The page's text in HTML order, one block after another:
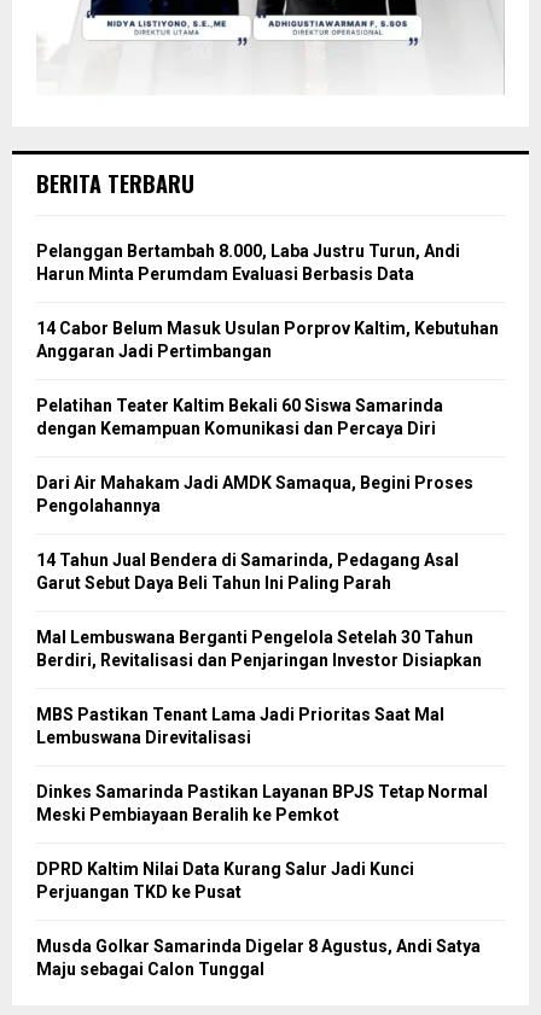
BERITA TERBARU
Pelanggan Bertambah 8.000, Laba Justru Turun, Andi
Harun Minta Perumdam Evaluasi Berbasis Data
14 Cabor Belum Masuk Usulan Porprov Kaltim, Kebutuhan
Anggaran Jadi Pertimbangan
Pelatihan Teater Kaltim Bekali 60 Siswa Samarinda
dengan Kemampuan Komunikasi dan Percaya Diri
Dari Air Mahakam Jadi AMDK Samaqua, Begini Proses
Pengolahannya
14 Tahun Jual Bendera di Samarinda, Pedagang Asal
Garut Sebut Daya Beli Tahun Ini Paling Parah
Mal Lembuswana Berganti Pengelola Setelah 30 Tahun
Berdiri, Revitalisasi dan Penjaringan Investor Disiapkan
MBS Pastikan Tenant Lama Jadi Prioritas Saat Mal
Lembuswana Direvitalisasi
Dinkes Samarinda Pastikan Layanan BPJS Tetap Normal
Meski Pembiayaan Beralih ke Pemkot
DPRD Kaltim Nilai Data Kurang Salur Jadi Kunci
Perjuangan TKD ke Pusat
Musda Golkar Samarinda Digelar 8 Agustus, Andi Satya
Maju sebagai Calon Tunggal